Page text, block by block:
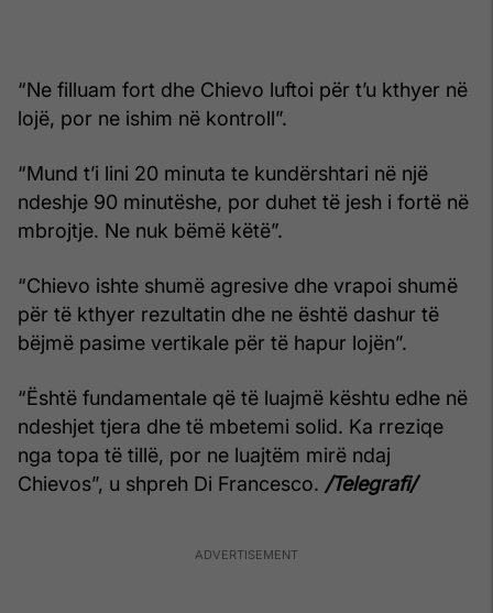
“Ne filluam fort dhe Chievo luftoi për t’u kthyer në
lojë, por ne ishim në kontroll”.
“Mund t’i lini 20 minuta te kundërshtari në një
ndeshje 90 minutëshe, por duhet të jesh i fortë në
mbrojtje. Ne nuk bëmë këtë”.
“Chievo ishte shumë agresive dhe vrapoi shumë
për të kthyer rezultatin dhe ne është dashur të
bëjmë pasime vertikale për të hapur lojën”.
“Është fundamentale që të luajmë kështu edhe në
ndeshjet tjera dhe të mbetemi solid. Ka rreziqe
nga topa të tillë, por ne luajtëm mirë ndaj
Chievos”, u shpreh Di Francesco. /Telegrafi/